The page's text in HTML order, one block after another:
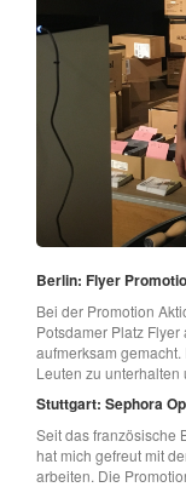
Berlin: Flyer
Bei der Promotion
Potsdamer Platz
aufmerksam
Leuten zu unterhalten
Stuttgart: Sephora
Seit das französische
hat mich gefreut mit
arbeiten. Die